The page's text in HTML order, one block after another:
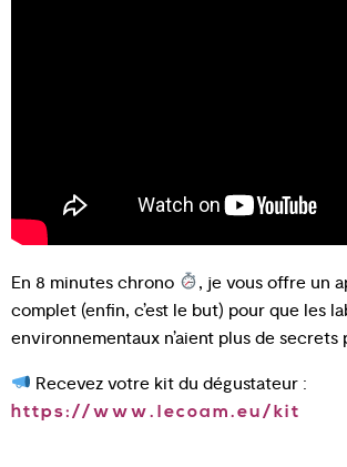
En 8 minutes chrono
, je vous offre un
complet (enfin, c’est le but) pour que les
environnementaux n’aient plus de secrets
Recevez votre kit du dégustateur :
https://www.lecoam.eu/kit